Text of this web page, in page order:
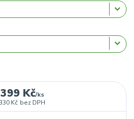
399 Kč/ks
Kč bez DPH